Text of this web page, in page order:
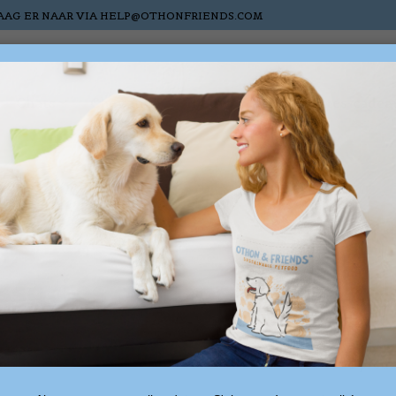
ER NAAR VIA HELP@OTHONFRIENDS.COM
Chevaux Nieuw Sale Cartes-
au mot-clé
1